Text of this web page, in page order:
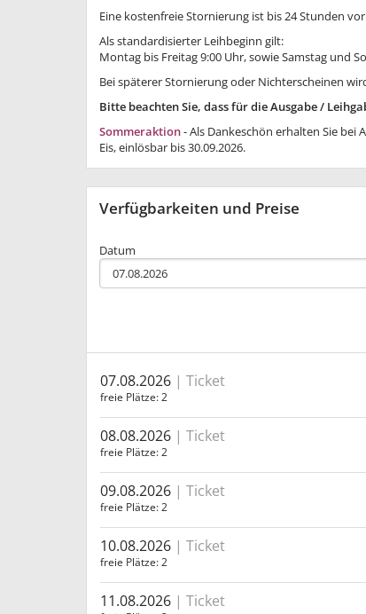
Eine kostenfreie Stornierung ist bis 24 Stunden
Als standardisierter Leihbeginn gilt:
Montag bis Freitag 9:00 Uhr, sowie Samstag und
Bei späterer Stornierung oder Nichterscheinen
Bitte beachten Sie, dass für die Ausgabe /
Sommeraktion- Als Dankeschön erhalten Sie bei
Eis, einlösbar bis 30.09.2026.
Verfügbarkeiten und Preise
Datum
07.08.2026 Ticket
freie Plätze 2
08.08.2026 Ticket
freie Plätze 2
09.08.2026 Ticket
freie Plätze 2
10.08.2026 Ticket
freie Plätze 2
11.08.2026 Ticket